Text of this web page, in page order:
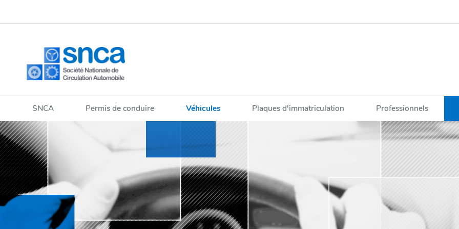
la
contenu
SNCA Permis de conduire Véhicules Plaques d'immatriculation Professionnels